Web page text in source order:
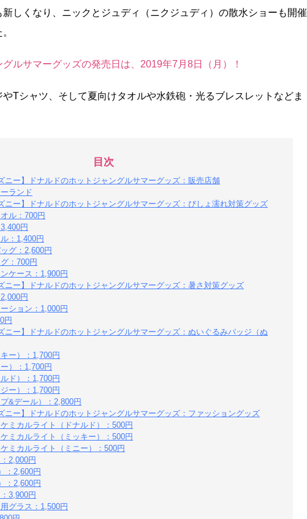
しくなり、ニックとジュディ（ニクジュディ）の散水ショーも開催
ルサマーグッズの発売日は、2019年7月8日（月）！
Tシャツ、そして夏向けタオルや水鉄砲・光るブレスレットなどま
目次
ニー】ドナルドのホットジャングルサマーグッズ：販売店舗
ランド
ニー】ドナルドのホットジャングルサマーグッズ：びしょ濡れ対策グッズ
ル：700円
円
：1,400円
グ：2,600円
：700円
ケース：1,900円
ニー】ドナルドのホットジャングルサマーグッズ：暑さ対策グッズ
円
ション：1,000円
円
ニー】ドナルドのホットジャングルサマーグッズ：ぬいぐるみバッジ（ぬ
ー）：1,700円
）：1,700円
ド）：1,700円
ー）：1,700円
&デール）：2,800円
ニー】ドナルドのホットジャングルサマーグッズ：ファッショングッズ
ミカルライト（ドナルド）：500円
ミカルライト（ミッキー）：500円
ミカルライト（ミニー）：500円
2,000円
：2,600円
：2,600円
3,900円
グラス：1,500円